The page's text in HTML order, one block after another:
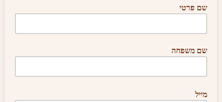
שם פרטי
שם משפחה
מייל